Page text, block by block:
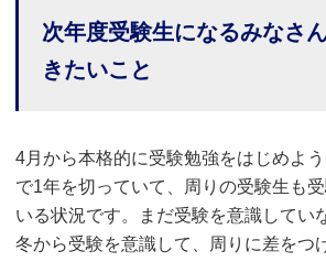
次年度受験生になるみなさ
きたいこと
4月から本格的に受験勉強をはじめよ
で1年を切っていて、周りの受験生も
いる状況です。まだ受験を意識してい
冬から受験を意識して、周りに差をつ